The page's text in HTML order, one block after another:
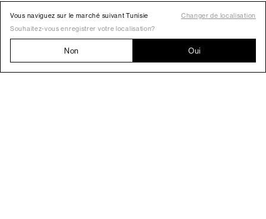
Vous naviguez sur le marché suivant Tunisie
Changer de localisation
Souhaitez-vous enregistrer votre localisation?
Non Oui